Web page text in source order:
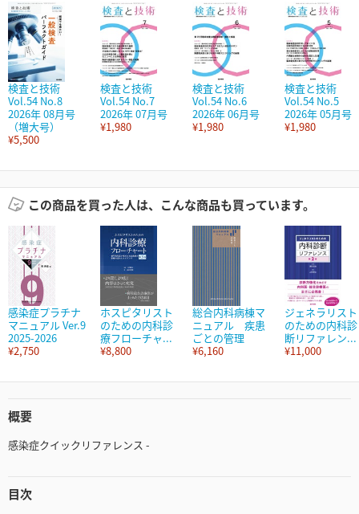
検査と技術
Vol.54 No.8
2026年 08月号
（増大号）
¥5,500
検査と技術
Vol.54 No.7
2026年 07月号
¥1,980
検査と技術
Vol.54 No.6
2026年 06月号
¥1,980
検査と技術
Vol.54 No.5
2026年 05月号
¥1,980
この商品を買った人は、こんな商品も買っています。
感染症プラチナ
マニュアル Ver.9
2025-2026
¥2,750
ホスピタリスト
のための内科診
療フローチャ...
¥8,800
総合内科病棟マ
ニュアル 疾患
ごとの管理
¥6,160
ジェネラリスト
のための内科診
断リファレン...
¥11,000
概要
感染症クイックリファレンス -
目次